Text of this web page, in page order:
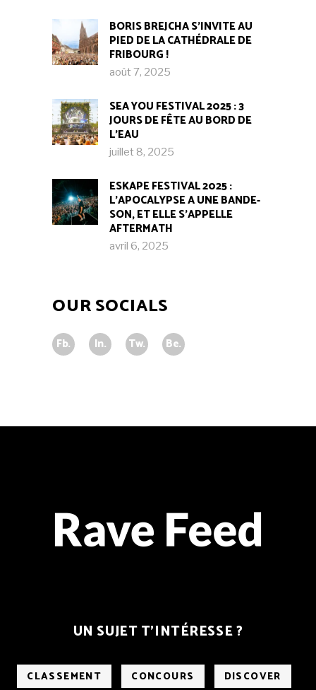
BORIS BREJCHA S’INVITE AU
PIED DE LA CATHÉDRALE DE
FRIBOURG !​
août 7, 2025
SEA YOU FESTIVAL 2025 : 3
JOURS DE FÊTE AU BORD DE
L’EAU
juillet 8, 2025
ESKAPE FESTIVAL 2025 :
L’APOCALYPSE A UNE BANDE-
SON, ET ELLE S’APPELLE
AFTERMATH
avril 6, 2025
OUR SOCIALS
Fb. In. Tw. Be.
UN SUJET T’INTÉRESSE ?
CLASSEMENT CONCOURS DISCOVER